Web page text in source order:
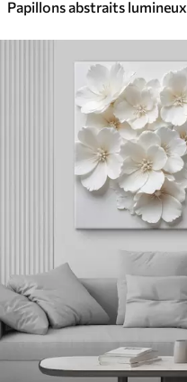
Papillons abstraits lumineux